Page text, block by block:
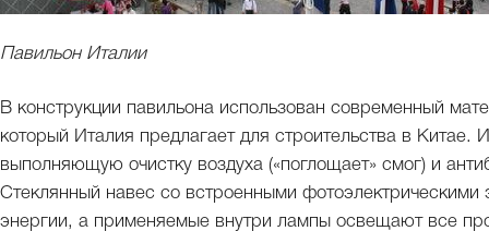
Павильон Италии
В конструкции павильона использован современный
который Италия предлагает для строительства в Китае.
выполняющую очистку воздуха («поглощает» смог) и
Стеклянный навес со встроенными фотоэлектрическими
энергии, а применяемые внутри лампы освещают все